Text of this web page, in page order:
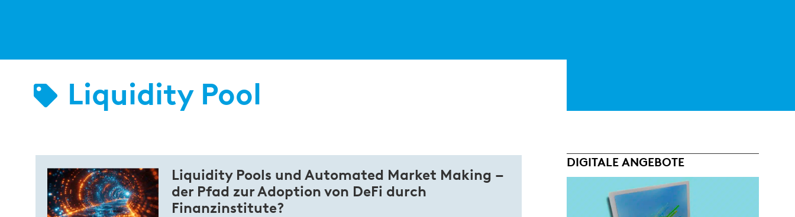
Liquidity Pool
Liquidity Pools und Automated Market Making –
der Pfad zur Adoption von DeFi durch
Finanzinstitute?
DIGITALE ANGEBOTE